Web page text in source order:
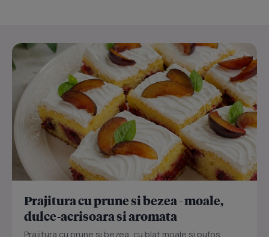
Prajitura cu prune si bezea - moale,
dulce-acrisoara si aromata
Prajitura cu prune si bezea, cu blat moale si pufos,